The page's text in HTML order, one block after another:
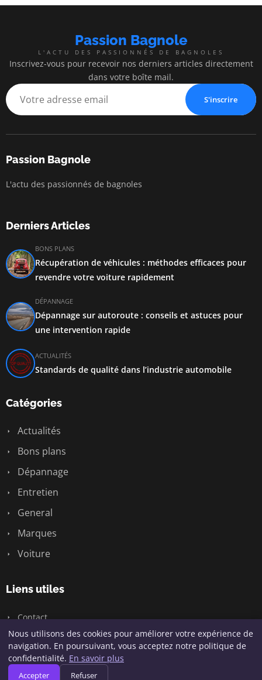
Passion Bagnole
L'ACTU DES PASSIONNÉS DE BAGNOLES
Inscrivez-vous pour recevoir nos derniers articles directement
dans votre boîte mail.
S'inscrire
Passion Bagnole
L'actu des passionnés de bagnoles
Derniers Articles
BONS PLANS
Récupération de véhicules : méthodes efficaces pour
revendre votre voiture rapidement
DÉPANNAGE
Dépannage sur autoroute : conseils et astuces pour
une intervention rapide
ACTUALITÉS
Standards de qualité dans l’industrie automobile
Catégories
Actualités
Bons plans
Dépannage
Entretien
General
Marques
Voiture
Liens utiles
Contact
© 2026 Passion Bagnole. Tous droits réservés.
Nous utilisons des cookies pour améliorer votre expérience de
navigation. En poursuivant, vous acceptez notre politique de
confidentialité. En savoir plus
Accepter Refuser